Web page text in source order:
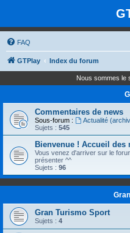
FAQ
GTPlay Index du forum
Nous sommes le
Commentaires de news
Sous-forum :
Actualité
Sujets : 545
Bienvenue ! Accueil des
Vous venez d'arriver sur le
présenter ^^
Sujets : 96
Gran Turismo Sport
Sujets : 4